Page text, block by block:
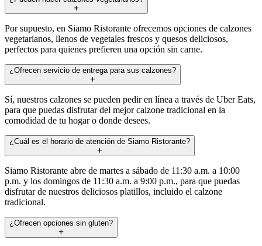
Por supuesto, en Siamo Ristorante ofrecemos opciones de calzones
vegetarianos, llenos de vegetales frescos y quesos deliciosos,
perfectos para quienes prefieren una opción sin carne.
¿Ofrecen servicio de entrega para sus calzones?
Sí, nuestros calzones se pueden pedir en línea a través de Uber Eats,
para que puedas disfrutar del mejor calzone tradicional en la
comodidad de tu hogar o donde desees.
¿Cuál es el horario de atención de Siamo Ristorante?
Siamo Ristorante abre de martes a sábado de 11:30 a.m. a 10:00
p.m. y los domingos de 11:30 a.m. a 9:00 p.m., para que puedas
disfrutar de nuestros deliciosos platillos, incluido el calzone
tradicional.
¿Ofrecen opciones sin gluten?